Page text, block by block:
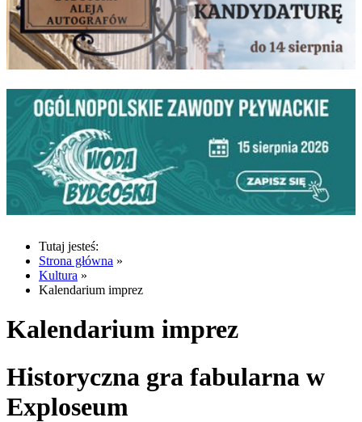
Tutaj jesteś:
Strona główna »
Kultura »
Kalendarium imprez
Kalendarium imprez
Historyczna gra fabularna w
Exploseum